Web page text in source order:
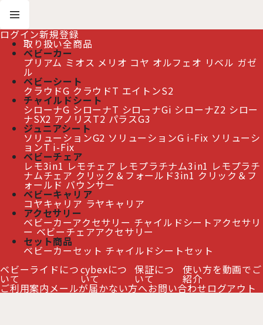
ログイン新規登録
取り扱い全商品
ベビーカー
プリアム ミオス メリオ コヤ オルフェオ リベル ガゼ
ル
ベビーシート
クラウドG クラウドT エイトンS2
チャイルドシート
シローナG シローナT シローナGi シローナZ2 シロー
ナSX2 アノリスT2 パラスG3
ジュニアシート
ソリューションG2 ソリューションG i-Fix ソリューシ
ョンT i-Fix
ベビーチェア
レモ3in1 レモチェア レモプラチナム3in1 レモプラチ
ナムチェア クリック＆フォールド3in1 クリック＆フ
ォールド バウンサー
ベビーキャリア
コヤキャリア ラヤキャリア
アクセサリー
ベビーカーアクセサリー チャイルドシートアクセサリ
ー ベビーチェアアクセサリー
セット商品
ベビーカーセット チャイルドシートセット
ベビーライドにつ
いて
cybexにつ
いて
保証につ
いて
使い方を動画でご
紹介
ご利用案内メールが届かない方へお問い合わせログアウト
> おすすめ商品 >リベル JP 2025
≫ 熊本地震の影響によるお届け遅延について
リベル JP 2025 [おすすめ商品]
当ページに掲載している2025年モデルは、すべて販売を終了してお
ります。
現在は、最新の「リベル 2026年モデル」を販売中です。
新しいカラーや商品の詳細は、2026年モデルのページよりご覧くだ
さい。
リベル 2026年モデルを見る＞＞